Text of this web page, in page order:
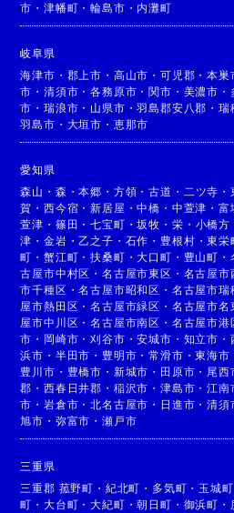
市 ・津幡町 ・輪島市 ・ 内灘町
岐阜県
海津市 ・ 郡上市 ・ 高山市 ・可児郡 ・本巣
市 ・清須市 ・各務原市 ・関市 ・ 美濃市 ・
市 ・瑞浪市 ・ 山県市 ・羽島郡安八郡 ・瑞
羽島市 ・ 大垣市 ・ 恵那市
愛知県
森山 ・ 森 ・本郷 ・ 方領 ・古道 ・ 二ツ寺 ・
賀 ・西今宿 ・新居屋 ・中橋 ・ 中萱津 ・富
萱津 ・ 篠田 ・七宝町 ・坂牧 ・ 栄 ・ 小橋方
津 ・金岩 ・乙之子 ・ 石作 ・ 豊根村 ・東栄
町 ・蟹江町 ・扶桑町 ・大口町 ・ 豊山町 ・
古屋市中村区 ・名古屋市東区 ・ 名古屋市
市千種区 ・名古屋市昭和区 ・ 名古屋市瑞
屋市熱田区 ・名古屋市緑区 ・ 名古屋市名
屋市中川区 ・名古屋市南区 ・ 名古屋市港
市 ・ 岡崎市 ・刈谷市 ・安城市 ・ 知立市 ・
浜市 ・ 半田市 ・ 豊明市 ・常滑市 ・東海市
豊川市 ・ 豊橋市 ・ 新城市 ・ 田原市 ・ 尾西
郡 ・西春日井郡 ・ 稲沢市 ・津島市 ・江南
市 ・岩倉市 ・北名古屋市 ・ 日進市 ・清須
旭市 ・ 弥富市 ・瀬戸市
三重県
三重郡 菰野町 ・ 紀北町 ・ 多気町 ・ 玉城町
町 ・大台町 ・大紀町 ・朝日町 ・ 御浜町 ・